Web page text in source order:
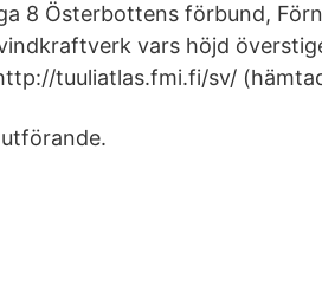
8 Österbottens förbund,
vars höjd
tuuliatlas.fmi.fi/sv/ (hämtad